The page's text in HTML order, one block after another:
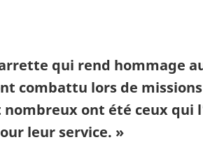
qui rend hommage
combattu lors de
ont été ceux qui
leur service. »